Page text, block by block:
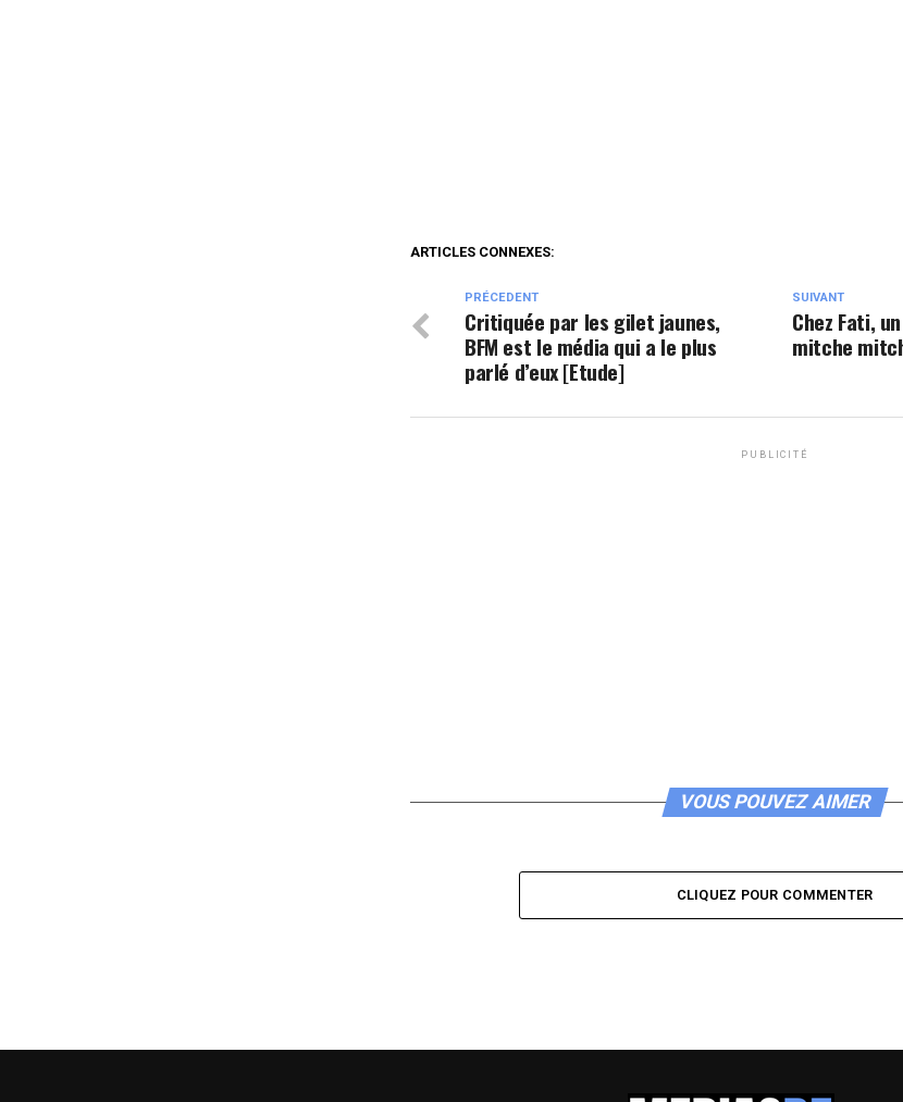
ARTICLES CONNEXES:
SUIVANT
Chez Fati,
mitche
PRÉCEDENT
Critiquée par les gilet jaunes,
BFM est le média qui a le plus
parlé d’eux [Etude]
PUBLICITÉ
VOUS POUVEZ AIMER
CLIQUEZ POUR COMMENTER